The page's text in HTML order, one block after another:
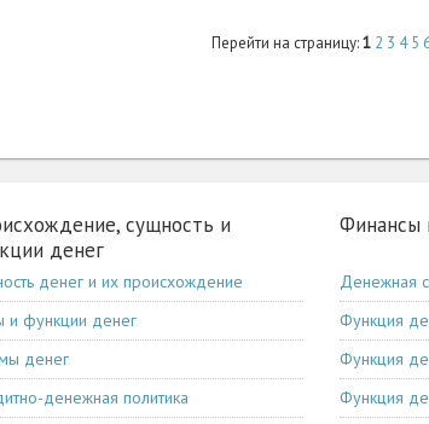
Перейти на страницу:1 2 3 4 5
сущность и
денег
денег и их происхождение
и функции денег
денег
денежная политика
Финансы
Денежная
Функция
Функция
Функция